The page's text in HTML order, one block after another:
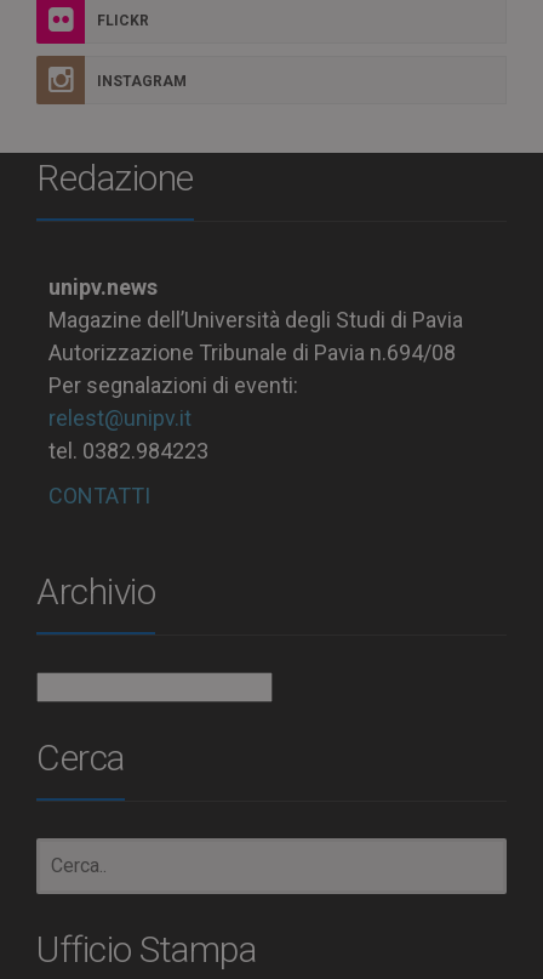
FLICKR
INSTAGRAM
Redazione
unipv.news
Magazine dell’Università degli Studi di Pavia
Autorizzazione Tribunale di Pavia n.694/08
Per segnalazioni di eventi:
relest@unipv.it
tel. 0382.984223
CONTATTI
Archivio
Cerca
Ufficio Stampa